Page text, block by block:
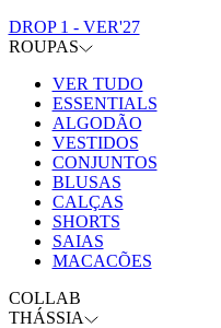
DROP 1 - VER'27
ROUPAS
VER TUDO
ESSENTIALS
ALGODÃO
VESTIDOS
CONJUNTOS
BLUSAS
CALÇAS
SHORTS
SAIAS
MACACÕES
COLLAB
THÁSSIA